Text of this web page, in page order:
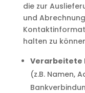
die zur
und
halten zu
Verarbeitete
(z.B. Namen,